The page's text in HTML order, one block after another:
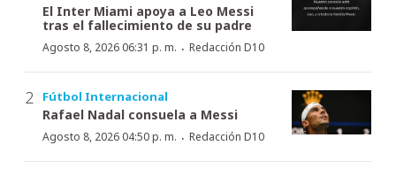
El Inter Miami apoya a Leo Messi
tras el fallecimiento de su padre
Agosto 8, 2026 06:31 p. m. · Redacción D10
Fútbol Internacional
Rafael Nadal consuela a Messi
Agosto 8, 2026 04:50 p. m. · Redacción D10